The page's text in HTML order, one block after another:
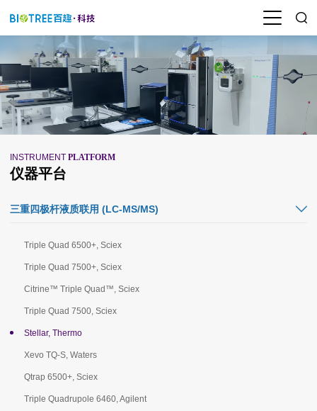
INSTRUMENT PLATFORM
仪器平台
三重四极杆液质联用 (LC-MS/MS)
Triple Quad 6500+, Sciex
Triple Quad 7500+, Sciex
Citrine™ Triple Quad™, Sciex
Triple Quad 7500, Sciex
Stellar, Thermo
Xevo TQ-S, Waters
Qtrap 6500+, Sciex
Triple Quadrupole 6460, Agilent